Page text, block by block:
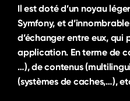
Il est doté d’un noyau
Symfony, et
d’échanger entre eux, qui
application. En terme de
…), de contenus
(systèmes de caches,…),